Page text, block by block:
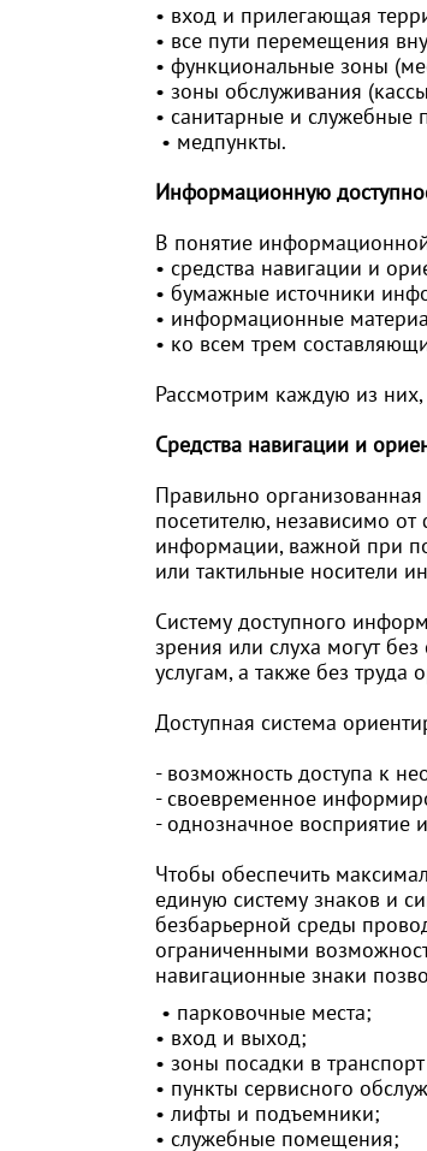
• вход и прилегающая
• все пути перемещения
• функциональные зоны
• зоны обслуживания
• санитарные и служебные
• медпункты.
Информационную
В понятие
• средства навигации и
• бумажные источники
• информационные
• ко всем трем
Рассмотрим каждую из
Средства навигации и
Правильно
посетителю, независимо
информации, важной при
или тактильные носители
Систему доступного
зрения или слуха могут
услугам, а также без
Доступная система
- возможность доступа к
- своевременное
- однозначное восприятие
Чтобы обеспечить
единую систему знаков и
безбарьерной среды
ограниченными
навигационные знаки
• парковочные места;
• вход и выход;
• зоны посадки в
• пункты сервисного
• лифты и подъемники;
• служебные помещения;